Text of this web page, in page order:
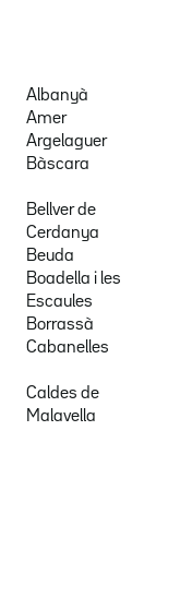
Albanyà
Amer
Argelaguer
Bàscara
Bellver de
Cerdanya
Beuda
Boadella i les
Escaules
Borrassà
Cabanelles
Caldes de
Malavella